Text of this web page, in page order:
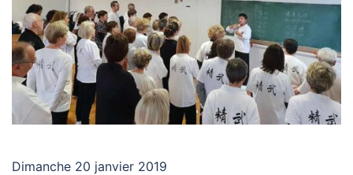
Dimanche 20 janvier 2019